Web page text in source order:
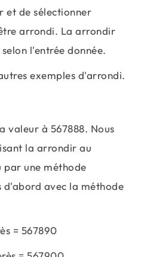
et de sélectionner
arrondi. La arrondir
l'entrée donnée.
exemples d'arrondi.
valeur à 567888. Nous
la arrondir au
une méthode
d'abord avec la méthode
= 567890